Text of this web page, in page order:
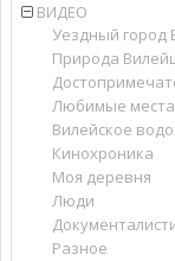
ВИДЕО
Уездный город
Природа
Любимые места
Вилейское
Кинохроника
Моя деревня
Люди
Разное